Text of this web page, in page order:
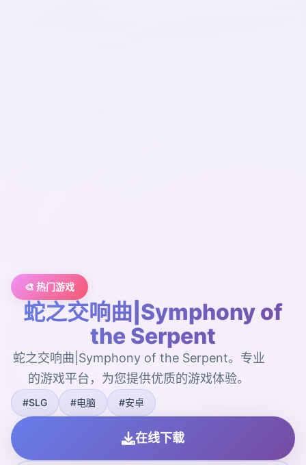
🎨 热门游戏
蛇之交响曲|Symphony of
the Serpent
蛇之交响曲|Symphony of the Serpent。专业
的游戏平台，为您提供优质的游戏体验。
#SLG #电脑 #安卓
在线下载